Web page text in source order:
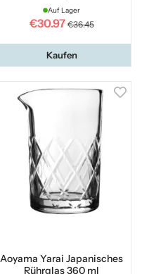
Auf Lager
€30.97 €36.45
Kaufen
Aoyama Yarai Japanisches
Rührglas 360 ml